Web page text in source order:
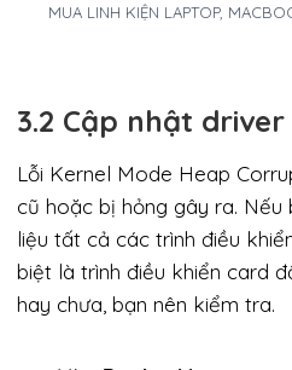
MUA LINH KIỆN LAPTOP,
3.2 Cập nhật
Lỗi Kernel Mode Heap
cũ hoặc bị hỏng gây ra. Nếu
liệu tất cả các trình điều
biệt là trình điều khiển card
hay chưa, bạn nên kiểm tra.